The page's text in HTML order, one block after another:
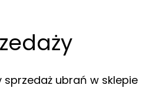
sprzedaż ubrań w sklepie